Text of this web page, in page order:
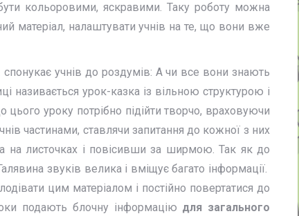
кольоровими, яскравими. Таку роботу можна
матеріал, налаштувати учнів на те, що вони вже
учнів до роздумів: А чи все вони знають
урок-казка із вільною структурою і
уроку потрібно підійти творчо, враховуючи
частинами, ставлячи запитання до кожної з них
на листочках і повісивши за ширмою. Так як до
звуків велика і вміщує багато інформації.
цим матеріалом і постійно повертатися до
подають блочну інформацію для загального